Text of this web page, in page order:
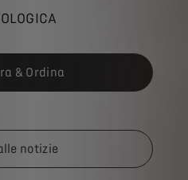
& Ordina
notizie